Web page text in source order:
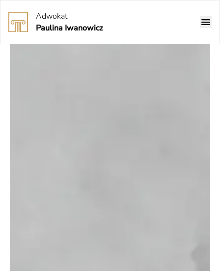
Adwokat
Paulina Iwanowicz